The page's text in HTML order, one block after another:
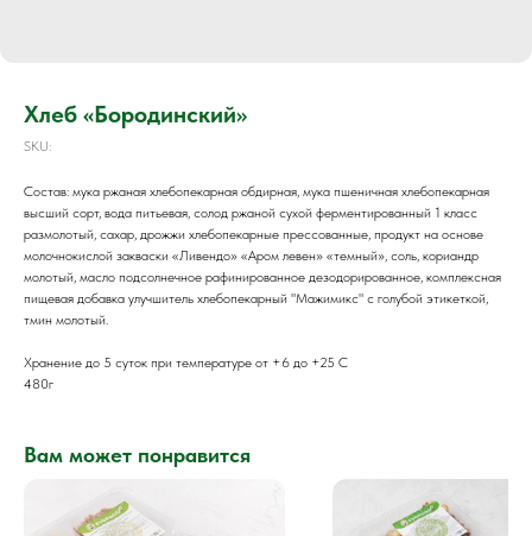
Хлеб «Бородинский»
SKU:
Состав: мука ржаная хлебопекарная обдирная, мука пшеничная хлебопекарная
высший сорт, вода питьевая, солод ржаной сухой ферментированный 1 класс
размолотый, сахар, дрожжи хлебопекарные прессованные, продукт на основе
молочнокислой закваски «Ливендо» «Аром левен» «темный», соль, кориандр
молотый, масло подсолнечное рафинированное дезодорированное, комплексная
пищевая добавка улучшитель хлебопекарный "Мажимикс" с голубой этикеткой,
тмин молотый.
Хранение до 5 суток при температуре от +6 до +25 С
480г
Вам может понравится